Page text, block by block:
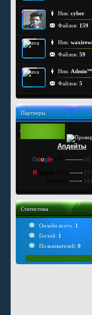
Ник: cyber
Файлов: 159
Ник:
Файлов: 59
Ник: Admin™
Файлов: 5
Партнеры
Апдейты
Google
Я
Статистика
Онлайн всего: 1
Гостей: 1
Пользователей: 0